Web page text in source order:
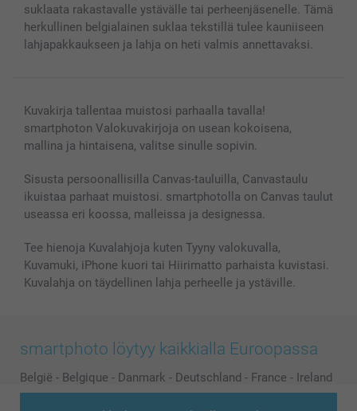
Lahjakortti
Kaikki kuvatuotteet
suklaata rakastavalle ystävälle tai perheenjäsenelle. Tämä
herkullinen belgialainen suklaa tekstillä tulee kauniiseen
lahjapakkaukseen ja lahja on heti valmis annettavaksi.
Kuvakirja tallentaa muistosi parhaalla tavalla!
smartphoton Valokuvakirjoja on usean kokoisena,
mallina ja hintaisena, valitse sinulle sopivin.
Sisusta persoonallisilla Canvas-tauluilla, Canvastaulu
ikuistaa parhaat muistosi. smartphotolla on Canvas taulut
useassa eri koossa, malleissa ja designessa.
Tee hienoja Kuvalahjoja kuten Tyyny valokuvalla,
Kuvamuki, iPhone kuori tai Hiirimatto parhaista kuvistasi.
Kuvalahja on täydellinen lahja perheelle ja ystäville.
smartphoto löytyy kaikkialla Euroopassa
België - Belgique - Danmark - Deutschland - France - Ireland